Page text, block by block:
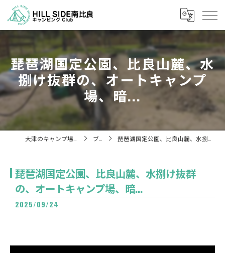
琵琶湖国定公園、比良山麓、水
捌け抜群の、オートキャンプ
場、暗...
ブログ 琵琶湖国定公園、比良山麓、水捌け抜群の、オートキャンプ場、暗...
琵琶湖国定公園、比良山麓、水捌け抜群
の、オートキャンプ場、暗...
2025/09/24